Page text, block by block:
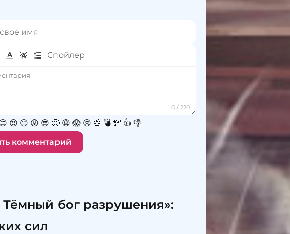
😍 😐 😡 😎 🙁 😩 😱 😢 💩 💣 💯 👍 👎
комментарий
бог разрушения»:
сил